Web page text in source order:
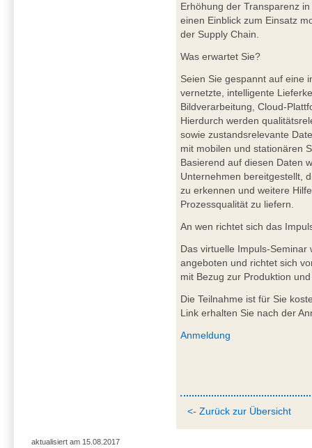
Erhöhung der Transparenz
einen Einblick zum Einsatz
der Supply Chain.
Was erwartet Sie?
Seien Sie gespannt auf eine
vernetzte, intelligente
Bildverarbeitung, Cloud-
Hierdurch werden
sowie zustandsrelevante
mit mobilen und stationären
Basierend auf diesen Daten
Unternehmen bereitgestellt,
zu erkennen und weitere
Prozessqualität zu liefern.
An wen richtet sich das
Das virtuelle Impuls-Seminar
angeboten und richtet sich
mit Bezug zur Produktion
Die Teilnahme ist für Sie
Link erhalten Sie nach der
Anmeldung
<- Zurück zur Übersicht
aktualisiert am 15.08.2017